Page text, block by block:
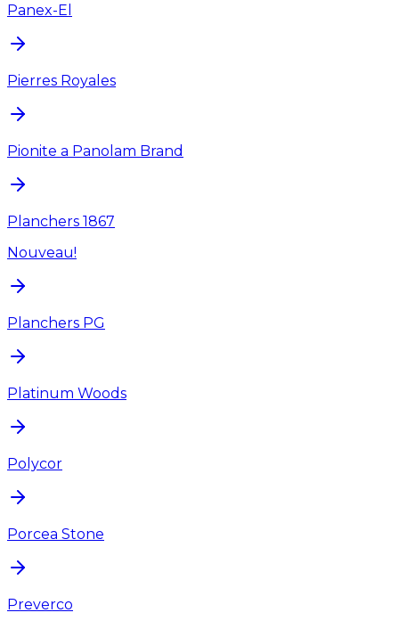
Panex-El
Pierres Royales
Pionite a Panolam Brand
Planchers 1867
Nouveau!
Planchers PG
Platinum Woods
Polycor
Porcea Stone
Preverco